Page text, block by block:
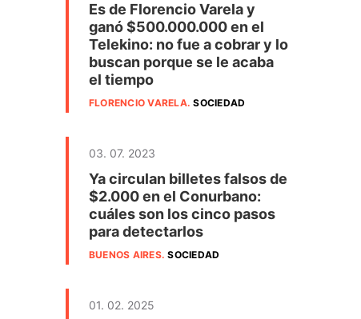
Es de Florencio Varela y
ganó $500.000.000 en el
Telekino: no fue a cobrar y lo
buscan porque se le acaba
el tiempo
FLORENCIO VARELA.SOCIEDAD
03. 07. 2023
Ya circulan billetes falsos de
$2.000 en el Conurbano:
cuáles son los cinco pasos
para detectarlos
BUENOS AIRES.SOCIEDAD
01. 02. 2025